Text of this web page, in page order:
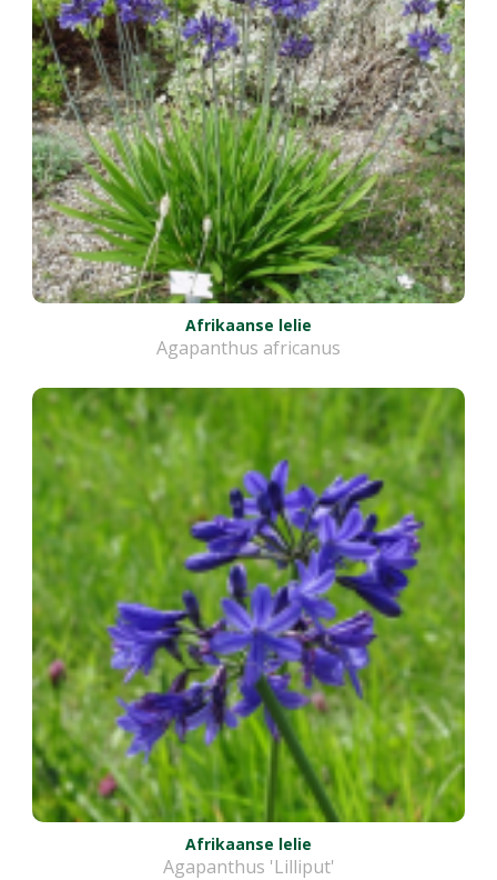
Afrikaanse lelie
Agapanthus africanus
Afrikaanse lelie
Agapanthus 'Lilliput'